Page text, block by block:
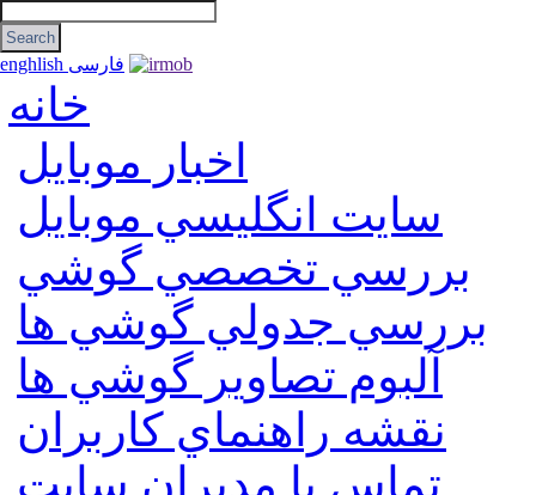
enghlish فارسی
خانه
اخبار موبایل
سايت انگليسي موبايل
بررسي تخصصي گوشي
بررسي جدولي گوشي ها
آلبوم تصاوير گوشي ها
نقشه راهنماي كاربران
تماس با مديران سايت